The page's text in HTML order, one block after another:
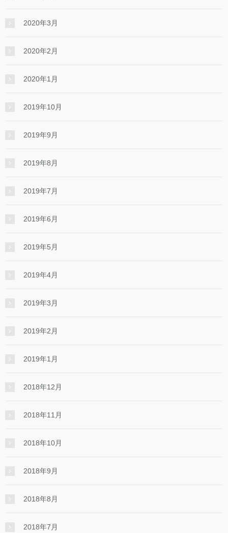
2020年3月
2020年2月
2020年1月
2019年10月
2019年9月
2019年8月
2019年7月
2019年6月
2019年5月
2019年4月
2019年3月
2019年2月
2019年1月
2018年12月
2018年11月
2018年10月
2018年9月
2018年8月
2018年7月